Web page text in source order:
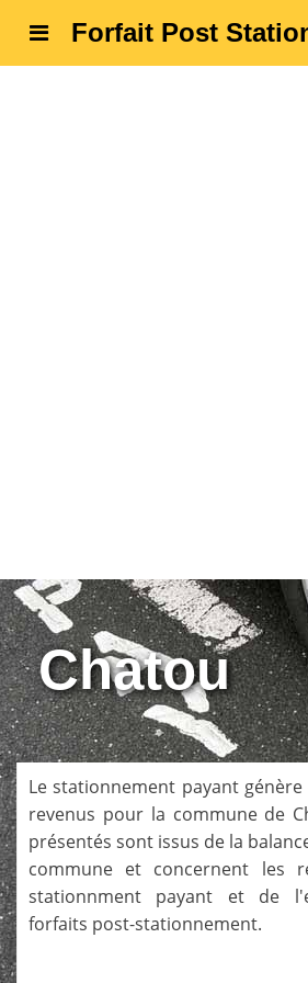
Forfait Post
Chatou
Le stationnement payant
revenus pour la commune de
présentés sont issus de la
commune et concernent les
stationnment payant et de
forfaits post-stationnement.